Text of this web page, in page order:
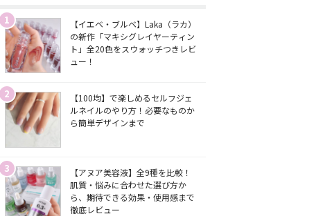
1
【イエベ・ブルベ】Laka（ラカ）
の新作「マキシグレイヤーティン
ト」全20色をスウォッチつきレビ
ュー！
2
【100均】で楽しめるセルフジェ
ルネイルのやり方！必要なものか
ら簡単デザインまで
3
【アヌア美容液】全9種を比較！
肌質・悩みに合わせた選び方か
ら、期待できる効果・使用感まで
徹底レビュー